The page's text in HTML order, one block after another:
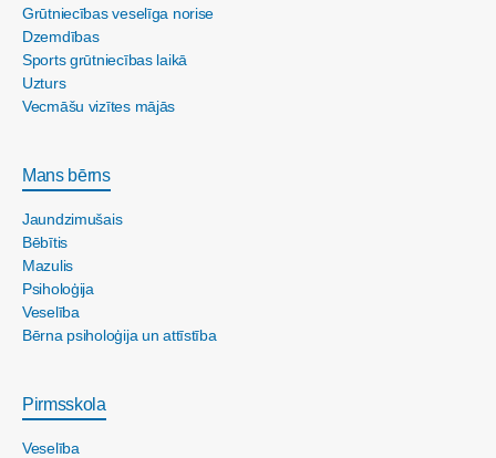
Grūtniecības veselīga norise
Dzemdības
Sports grūtniecības laikā
Uzturs
Vecmāšu vizītes mājās
Mans bērns
Jaundzimušais
Bēbītis
Mazulis
Psiholoģija
Veselība
Bērna psiholoģija un attīstība
Pirmsskola
Veselība